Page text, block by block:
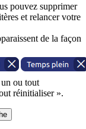
pouvez supprimer
et relancer votre
de la façon
ou tout
réinitialiser ».